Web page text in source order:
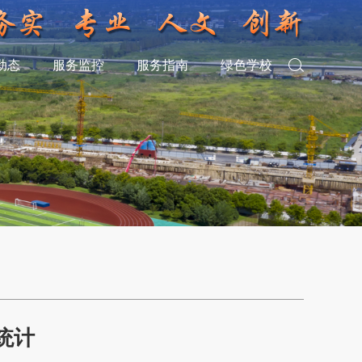
态 服务监控 服务指南 绿色学校
计